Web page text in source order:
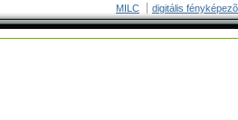
MILC digitális